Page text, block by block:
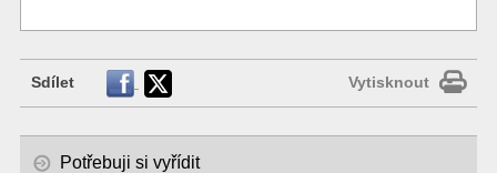
Sdílet Vytisknout
Potřebuji si vyřídit